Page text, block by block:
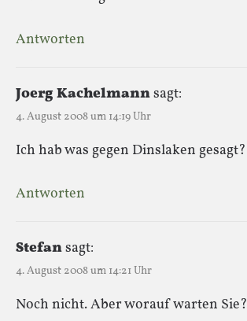
Antworten
Joerg Kachelmannsagt:
4. August 2008 um 14:19 Uhr
Ich hab was gegen Dinslaken gesagt?
Antworten
Stefansagt:
4. August 2008 um 14:21 Uhr
Noch nicht. Aber worauf warten Sie?